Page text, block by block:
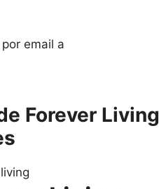
email a
Forever Living